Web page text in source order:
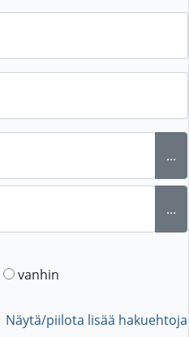
...
...
vanhin
Näytä/piilota lisää hakuehtoja